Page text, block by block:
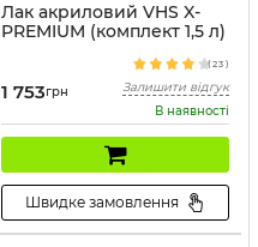
Лак акриловий VHS X-
PREMIUM (комплект 1,5 л)
1 753грн
(23 )
Залишити відгук
В наявності
Швидке замовлення